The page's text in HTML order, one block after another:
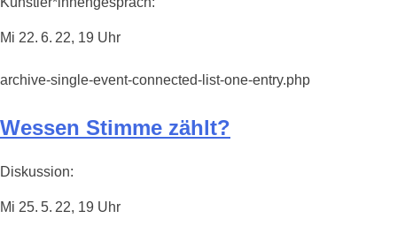
Mi 22. 6. 22, 19 Uhr
archive-single-event-connected-list-one-entry.php
Wessen Stimme zählt?
Diskussion:
Mi 25. 5. 22, 19 Uhr